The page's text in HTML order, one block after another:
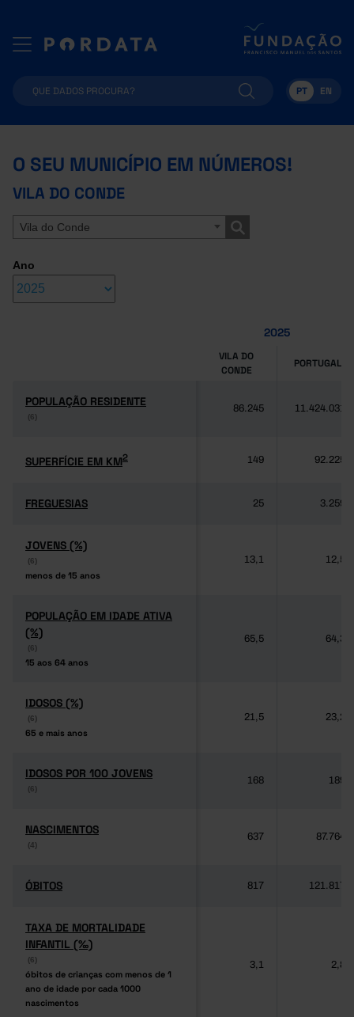
PT EN
O SEU MUNICÍPIO EM NÚMEROS!
VILA DO CONDE
Vila do Conde
Ano
2025
VILA DO
CONDE
PORTUGAL
POPULAÇÃO RESIDENTE
(6)
POPULAÇÃO RESIDENTE
(6)
86.245 11.424.031
SUPERFÍCIE EM KM2
SUPERFÍCIE EM KM2 149 92.225
FREGUESIAS
FREGUESIAS 25 3.259
JOVENS (%)
(6)
menos de 15 anos
JOVENS (%)
(6)
menos de 15 anos
13,1 12,5
POPULAÇÃO EM IDADE ATIVA
(%)
(6)
15 aos 64 anos
POPULAÇÃO EM IDADE ATIVA
(%)
(6)
15 aos 64 anos
65,5 64,3
IDOSOS (%)
(6)
65 e mais anos
IDOSOS (%)
(6)
65 e mais anos
21,5 23,2
IDOSOS POR 100 JOVENS
(6)
IDOSOS POR 100 JOVENS
(6)
168 189
NASCIMENTOS
(4)
NASCIMENTOS
(4)
637 87.764
ÓBITOS
ÓBITOS 817 121.817
TAXA DE MORTALIDADE
INFANTIL (‰)
(6)
óbitos de crianças com menos de 1
ano de idade por cada 1000
nascimentos
TAXA DE MORTALIDADE
INFANTIL (‰)
(6)
óbitos de crianças com menos de 1
ano de idade por cada 1000
nascimentos
3,1 2,8